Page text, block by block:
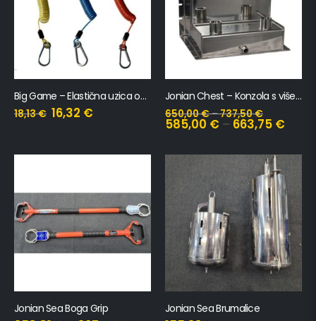
Big Game – Elastična uzica od čelika obloženog PVC-om s dvostrukom karabinerom
18,13€ 16,32 €
Jonian Chest – Konzola s više pumpi s jednim odvodom
650,00€–737,50€
585,00 € – 663,75 €
Jonian Sea Boga Grip Jonian Sea Brumalice